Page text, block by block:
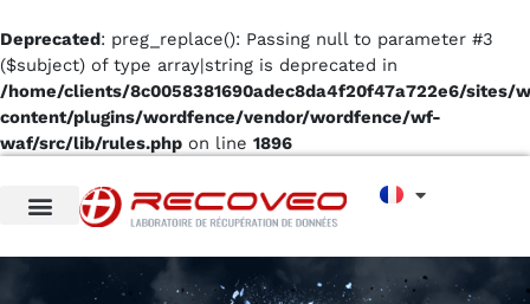
Deprecated: preg_replace(): Passing null to parameter #3
($subject) of type array|string is deprecated in
/home/clients/8c0058381690adec8da4f20f47a722e6/sites/
content/plugins/wordfence/vendor/wordfence/wf-
waf/src/lib/rules.php on line 1896